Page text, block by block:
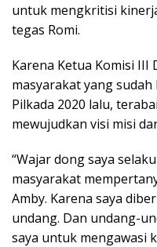
untuk mengkritisi
tegas Romi.
Karena Ketua Komisi III
masyarakat yang
Pilkada 2020 lalu,
mewujudkan visi misi
“Wajar dong saya
masyarakat
Amby. Karena saya
undang. Dan undang-
saya untuk mengawasi